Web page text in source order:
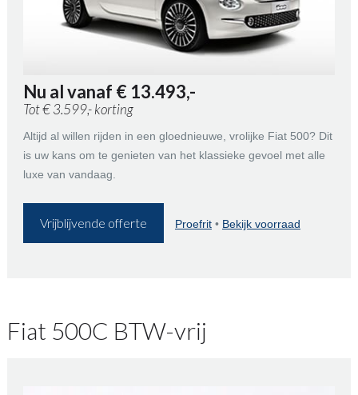
Nu al vanaf € 13.493,-
Tot € 3.599,- korting
Altijd al willen rijden in een gloednieuwe, vrolijke Fiat 500? Dit
is uw kans om te genieten van het klassieke gevoel met alle
luxe van vandaag.
Vrijblijvende offerte Proefrit• Bekijk voorraad
Fiat 500C BTW-vrij